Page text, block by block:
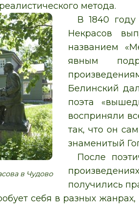
метода.
в Чудово
В 1840
Некрасов
названием
явным
Белинский
поэта
восприняли
так, что он
знаменитый
После
получились
себя в разных